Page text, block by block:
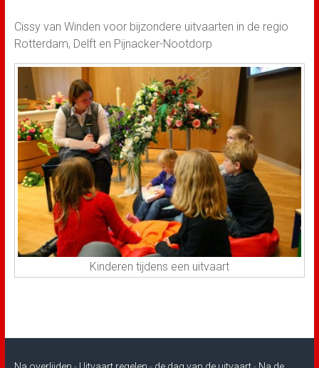
Cissy van Winden voor bijzondere uitvaarten in de regio
Rotterdam, Delft en Pijnacker-Nootdorp
Kinderen tijdens een uitvaart